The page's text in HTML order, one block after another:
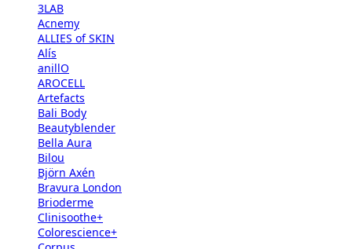
3LAB
Acnemy
ALLIES of SKIN
Alís
anillO
AROCELL
Artefacts
Bali Body
Beautyblender
Bella Aura
Bilou
Björn Axén
Bravura London
Brioderme
Clinisoothe+
Colorescience+